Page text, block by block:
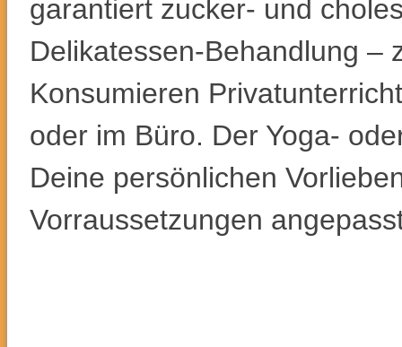
garantiert zucker- und
Delikatessen-Behandlung –
Konsumieren
oder im Büro. Der Yoga-
Deine persönlichen
Vorraussetzungen